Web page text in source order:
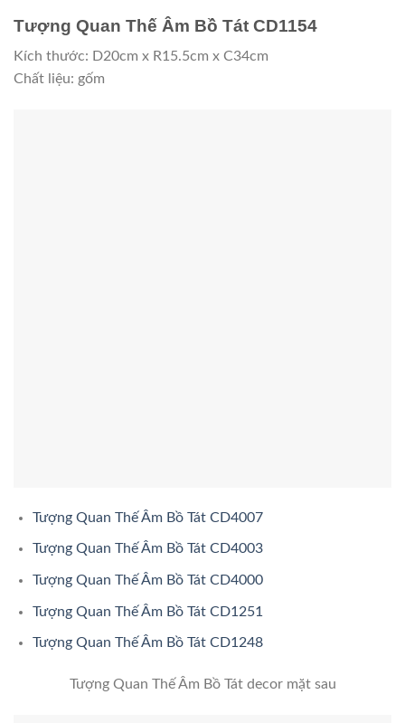
Tượng Quan Thế Âm Bồ Tát CD1154
Kích thước: D20cm x R15.5cm x C34cm
Chất liệu: gốm
Tượng Quan Thế Âm Bồ Tát CD4007
Tượng Quan Thế Âm Bồ Tát CD4003
Tượng Quan Thế Âm Bồ Tát CD4000
Tượng Quan Thế Âm Bồ Tát CD1251
Tượng Quan Thế Âm Bồ Tát CD1248
Tượng Quan Thế Âm Bồ Tát decor mặt sau